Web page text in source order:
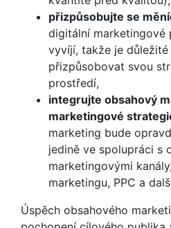
přizpůsobujte se
digitální marketingové
vyvíjí, takže je
přizpůsobovat svou
prostředí,
integrujte obsahový
marketingové
marketing bude
jedině ve spolupráci s
marketingovými
marketingu, PPC a
Úspěch obsahového